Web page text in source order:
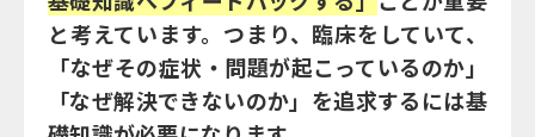
と考えています。つまり、臨床をしていて、
「なぜその症状・問題が起こっているのか」
「なぜ解決できないのか」を追求するには基